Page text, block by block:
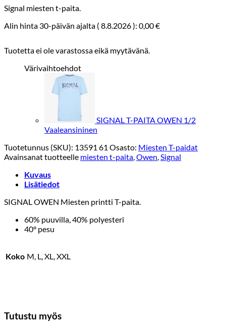
Signal miesten t-paita.
Alin hinta 30-päivän ajalta ( 8.8.2026): 0,00€
Tuotetta ei ole varastossa eikä myytävänä.
Värivaihtoehdot
SIGNAL T-PAITA OWEN 1/2
Vaaleansininen
Tuotetunnus (SKU): 13591 61 Osasto: Miesten T-paidat
Avainsanat tuotteelle miesten t-paita,Owen,Signal
Kuvaus
Lisätiedot
SIGNAL OWEN Miesten printti T-paita.
60% puuvilla, 40% polyesteri
40° pesu
Koko M, L, XL, XXL
Tutustu myös